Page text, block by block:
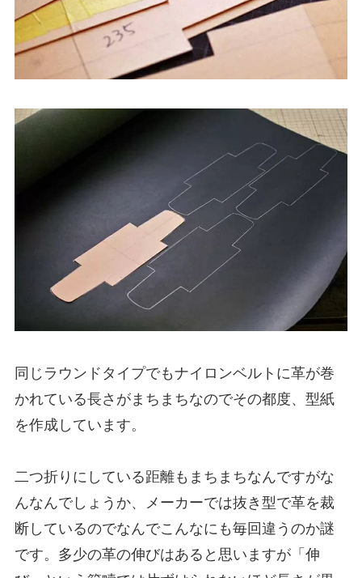
同じラウンドタイプでもナイロンベルトに革が巻
かれている長さがまちまちなのでその都度、型紙
を作成しています。
二つ折りにしている距離もまちまちなんですがな
んなんでしょうか、メーカーでは抜き型で革を裁
断しているのでなんでこんなにも毎回違うのか謎
です。多少の革の伸びはあると思いますが「伸